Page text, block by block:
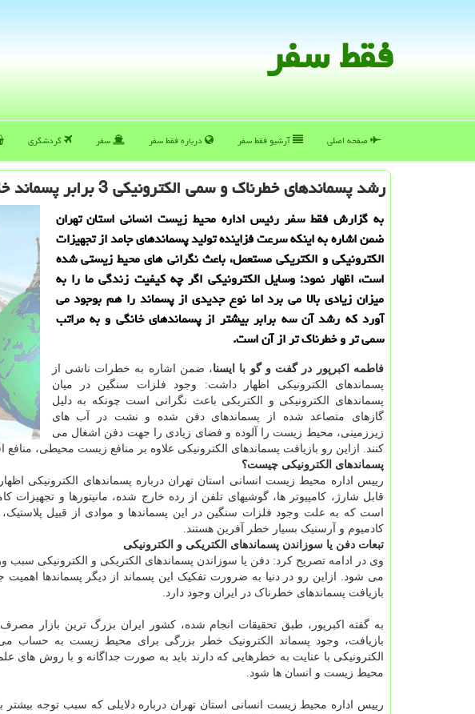
فقط سفر
صفحه اصلی آرشیو فقط سفر درباره فقط سفر سفر گردشگری
رشد پسماندهای خطرناك و سمی الكترونیكی 3 برابر پسماند خانگی است
به گزارش فقط سفر رئیس اداره محیط زیست انسانی استان تهران
ضمن اشاره به اینکه سرعت فزاینده تولید پسماندهای جامد از تجهیزات
الکترونیکی و الکتریکی مستعمل، باعث نگرانی های محیط زیستی شده
است، اظهار نمود: وسایل الکترونیکی اگر چه کیفیت زندگی ما را به
میزان زیادی بالا می برد اما نوع جدیدی از پسماند را هم بوجود می
آورد که رشد آن سه برابر بیشتر از پسماندهای خانگی و به مراتب
سمی تر و خطرناک تر از آن است.
فاطمه اکبرپور در گفت و گو با ایسنا، ضمن اشاره به خطرات ناشی از
پسماندهای الکترونیکی اظهار داشت: وجود فلزات سنگین در میان
پسماندهای الکترونیکی و الکتریکی باعث نگرانی است چونکه به دلیل
گازهای متصاعد شده از پسماندهای دفن شده و نشت در آب های
زیرزمینی، محیط زیست را آلوده و فضای زیادی را جهت دفن اشغال می
کنند. ازاین رو بازیافت پسماندهای الکترونیکی علاوه بر منافع زیست محیطی،
پسماندهای الکترونیکی چیست؟
رییس اداره محیط زیست انسانی استان تهران درباره پسماندهای الکترونیکی
قابل شارژ، کامپیوتر ها، گوشیهای تلفن از رده خارج شده، مانیتورها و تجهیزات
است که به علت وجود فلزات سنگین در این پسماندها و موادی از قبیل
کادمیوم و آرسنیک بسیار خطر آفرین هستند.
تبعات دفن یا سوزاندن پسماندهای الکتریکی و الکترونیکی
وی در ادامه تصریح کرد: دفن یا سوزاندن پسماندهای الکتریکی و الکترونیکی
می شود. ازاین رو در دنیا به ضرورت تفکیک این پسماند از دیگر پسماندها
بازیافت پسماندهای خطرناک در ایران وجود دارد.
به گفته اکبرپور، طبق تحقیقات انجام شده، کشور ایران بزرگ ترین بازار
بازیافت، وجود پسماند الکترونیک خطر بزرگی برای محیط زیست به حساب
الکترونیکی با عنایت به خطرهایی که دارند باید به صورت جداگانه و با روش
محیط زیست و انسان ها شود.
رییس اداره محیط زیست انسانی استان تهران درباره دلایلی که سبب توجه بیشتر